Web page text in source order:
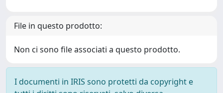
File in questo prodotto:
Non ci sono file associati a questo prodotto.
I documenti in IRIS sono protetti da copyright e